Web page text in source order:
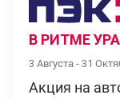
В РИТМЕ
3 Августа - 31
Акция на